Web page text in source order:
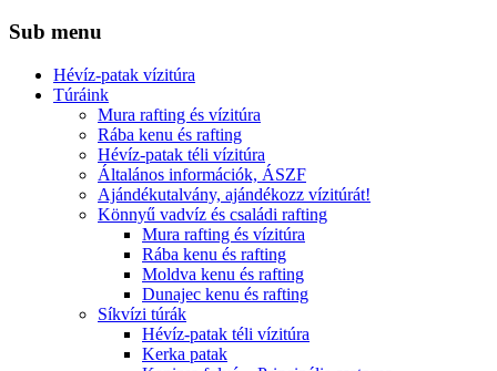
Sub menu
Hévíz-patak vízitúra
Túráink
Mura rafting és vízitúra
Rába kenu és rafting
Hévíz-patak téli vízitúra
Általános információk, ÁSZF
Ajándékutalvány, ajándékozz vízitúrát!
Könnyű vadvíz és családi rafting
Mura rafting és vízitúra
Rába kenu és rafting
Moldva kenu és rafting
Dunajec kenu és rafting
Síkvízi túrák
Hévíz-patak téli vízitúra
Kerka patak